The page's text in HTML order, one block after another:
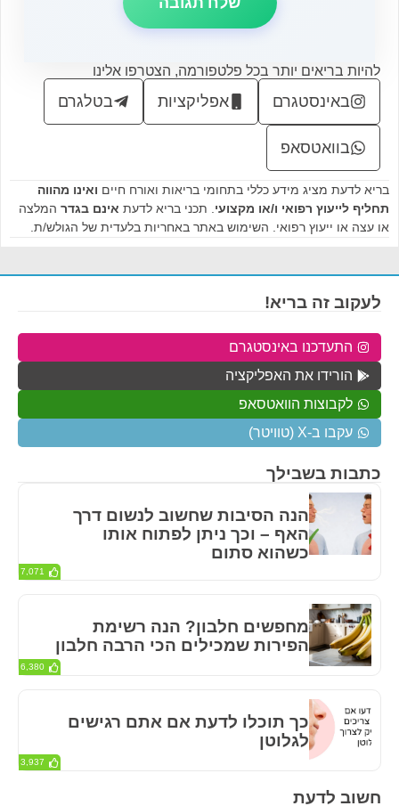
להיות בריאים יותר בכל פלטפורמה, הצטרפו אלינו
באינסטגרם אפליקציות בטלגרם
בוואטסאפ
בריא לדעת מציג מידע כללי בתחומי בריאות ואורח חיים ואינו מהווה
תחליף לייעוץ רפואי ו/או מקצועי. תכני בריא לדעת אינם בגדר המלצה
או עצה או ייעוץ רפואי. השימוש באתר באחריות בלעדית של הגולש/ת.
חשוב לדעת
כתבות בשבילך
הנה הסיבות שחשוב לנשום דרך
האף – וכך ניתן לפתוח אותו
כשהוא סתום
7,071
מחפשים חלבון? הנה רשימת
הפירות שמכילים הכי הרבה חלבון
6,380
כך תוכלו לדעת אם אתם רגישים
לגלוטן
3,937
לעקוב זה בריא!
התעדכנו באינסטגרם
הורידו את האפליקציה
לקבוצות הוואטסאפ
עקבו ב-X (טוויטר)